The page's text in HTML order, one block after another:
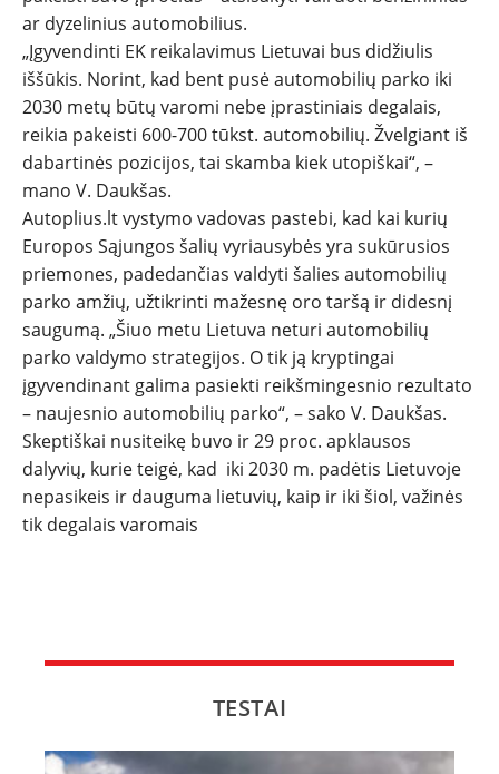
ar dyzelinius automobilius.
„Įgyvendinti EK reikalavimus Lietuvai bus didžiulis
iššūkis. Norint, kad bent pusė automobilių parko iki
2030 metų būtų varomi nebe įprastiniais degalais,
reikia pakeisti 600-700 tūkst. automobilių. Žvelgiant iš
dabartinės pozicijos, tai skamba kiek utopiškai“, –
mano V. Daukšas.
Autoplius.lt vystymo vadovas pastebi, kad kai kurių
Europos Sąjungos šalių vyriausybės yra sukūrusios
priemones, padedančias valdyti šalies automobilių
parko amžių, užtikrinti mažesnę oro taršą ir didesnį
saugumą. „Šiuo metu Lietuva neturi automobilių
parko valdymo strategijos. O tik ją kryptingai
įgyvendinant galima pasiekti reikšmingesnio rezultato
– naujesnio automobilių parko“, – sako V. Daukšas.
Skeptiškai nusiteikę buvo ir 29 proc. apklausos
dalyvių, kurie teigė, kad iki 2030 m. padėtis Lietuvoje
nepasikeis ir dauguma lietuvių, kaip ir iki šiol, važinės
tik degalais varomais
TESTAI